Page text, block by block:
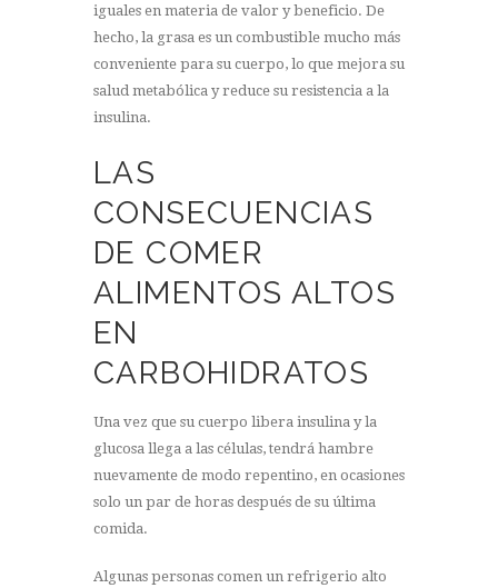
iguales en materia de valor y beneficio. De
hecho, la grasa es un combustible mucho más
conveniente para su cuerpo, lo que mejora su
salud metabólica y reduce su resistencia a la
insulina.
LAS
CONSECUENCIAS
DE COMER
ALIMENTOS ALTOS
EN
CARBOHIDRATOS
Una vez que su cuerpo libera insulina y la
glucosa llega a las células, tendrá hambre
nuevamente de modo repentino, en ocasiones
solo un par de horas después de su última
comida.
Algunas personas comen un refrigerio alto